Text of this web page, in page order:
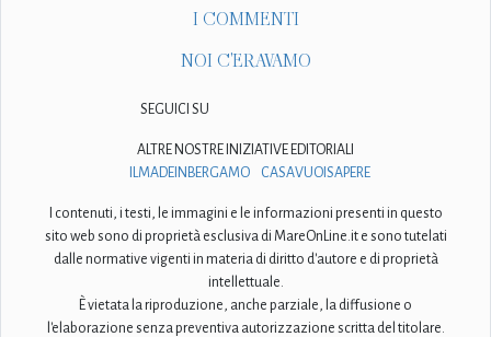
I COMMENTI
NOI C'ERAVAMO
SEGUICI SU
ALTRE NOSTRE INIZIATIVE EDITORIALI
ILMADEINBERGAMO
CASAVUOISAPERE
I contenuti, i testi, le immagini e le informazioni presenti in questo
sito web sono di proprietà esclusiva di MareOnLine.it e sono tutelati
dalle normative vigenti in materia di diritto d'autore e di proprietà
intellettuale.
È vietata la riproduzione, anche parziale, la diffusione o
l'elaborazione senza preventiva autorizzazione scritta del titolare.